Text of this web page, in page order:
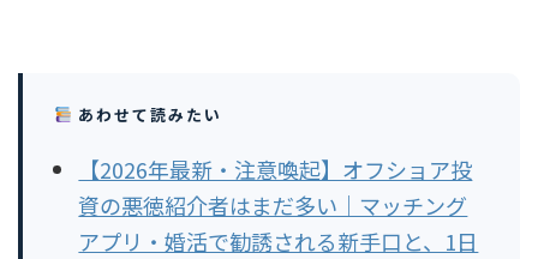
あわせて読みたい
【2026年最新・注意喚起】オフショア投
資の悪徳紹介者はまだ多い｜マッチング
アプリ・婚活で勧誘される新手口と、1日